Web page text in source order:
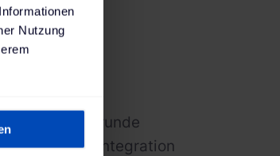
Nutzung
, und die zugrunde
Integration